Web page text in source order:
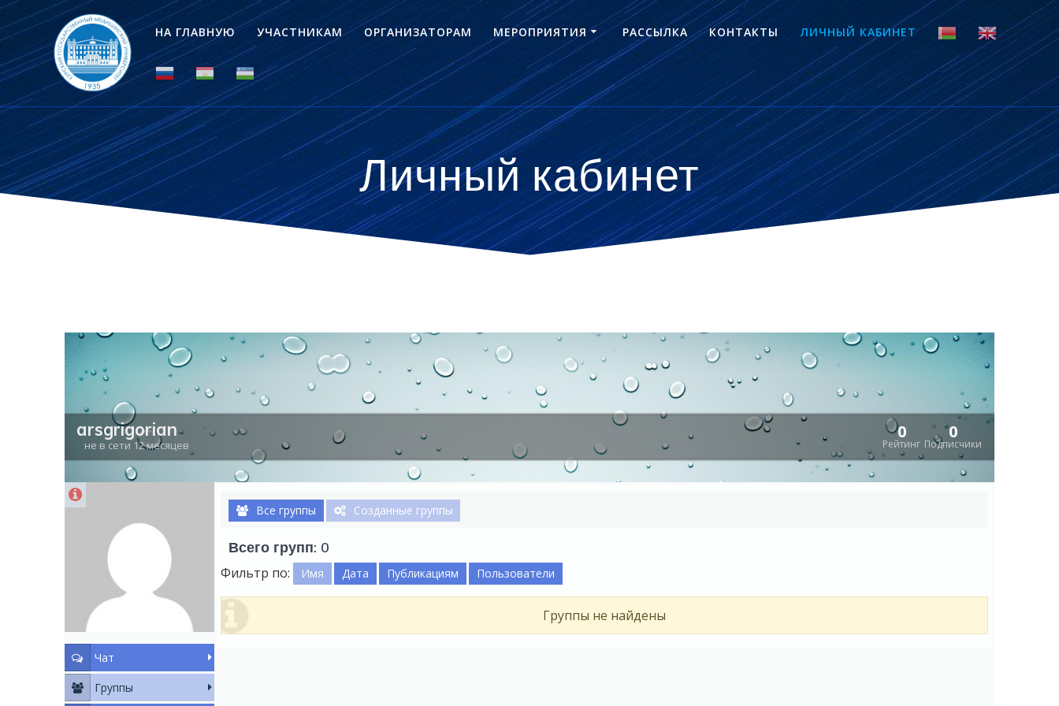
НА ГЛАВНУЮ УЧАСТНИКАМ ОРГАНИЗАТОРАМ МЕРОПРИЯТИЯ РАССЫЛКА КОНТАКТЫ ЛИЧНЫЙ КАБИНЕТ
Личный кабинет
arsgrigorian
не в сети 12 месяцев Рейтинг
0
Подписчики
0
Чат
Группы
Все группы Созданные группы
Всего групп: 0
Фильтр по: Имя Дата Публикациям Пользователи
Группы не найдены